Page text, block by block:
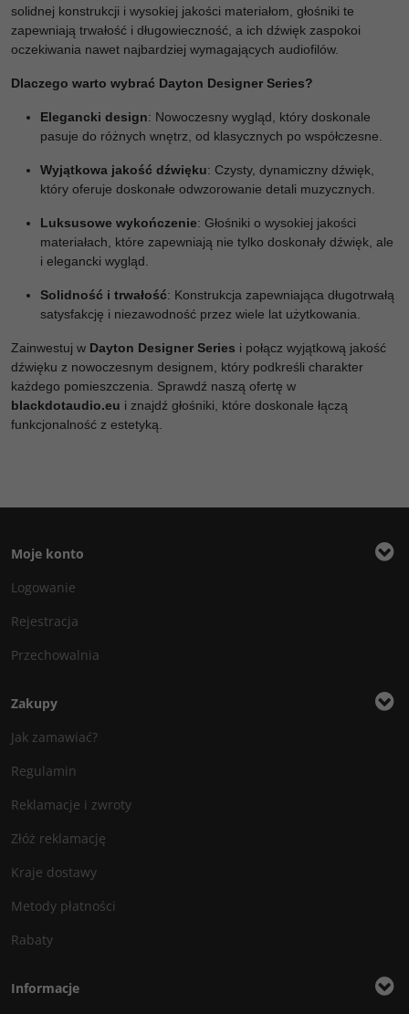
solidnej konstrukcji i wysokiej jakości materiałom, głośniki te
zapewniają trwałość i długowieczność, a ich dźwięk zaspokoi
oczekiwania nawet najbardziej wymagających audiofilów.
Dlaczego warto wybrać Dayton Designer Series?
Elegancki design: Nowoczesny wygląd, który doskonale
pasuje do różnych wnętrz, od klasycznych po współczesne.
Wyjątkowa jakość dźwięku: Czysty, dynamiczny dźwięk,
który oferuje doskonałe odwzorowanie detali muzycznych.
Luksusowe wykończenie: Głośniki o wysokiej jakości
materiałach, które zapewniają nie tylko doskonały dźwięk, ale
i elegancki wygląd.
Solidność i trwałość: Konstrukcja zapewniająca długotrwałą
satysfakcję i niezawodność przez wiele lat użytkowania.
Zainwestuj w Dayton Designer Series i połącz wyjątkową jakość
dźwięku z nowoczesnym designem, który podkreśli charakter
każdego pomieszczenia. Sprawdź naszą ofertę w
blackdotaudio.eu i znajdź głośniki, które doskonale łączą
funkcjonalność z estetyką.
Moje konto
Logowanie
Rejestracja
Przechowalnia
Zakupy
Jak zamawiać?
Regulamin
Reklamacje i zwroty
Złóż reklamację
Kraje dostawy
Metody płatności
Rabaty
Informacje